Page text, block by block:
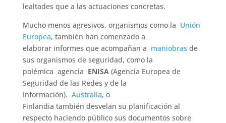
lealtades que a las actuaciones concretas.
Mucho menos agresivos, organismos como la Unión
Europea, también han comenzado a
elaborar informes que acompañan a maniobras de
sus organismos de seguridad, como la
polémica agencia ENISA (Agencia Europea de
Seguridad de las Redes y de la
Información). Australia, o
Finlandia también desvelan su planificación al
respecto haciendo público sus documentos sobre